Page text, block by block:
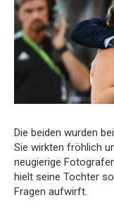
Die beiden wurden
Sie wirkten fröhlich
neugierige
hielt seine Tochter
Fragen aufwirft.